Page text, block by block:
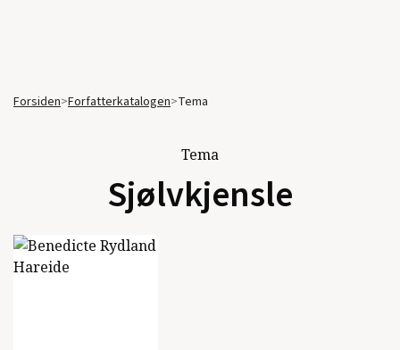
Forsiden>Forfatterkatalogen>Tema
Tema
Sjølvkjensle